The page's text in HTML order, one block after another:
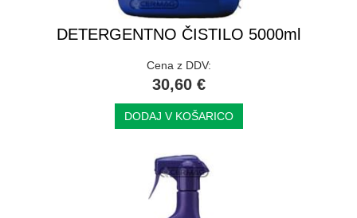
DETERGENTNO ČISTILO 5000ml
Cena z DDV:
30,60 €
DODAJ V KOŠARICO